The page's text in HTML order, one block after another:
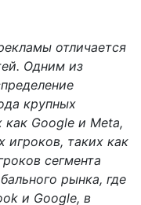
отличается
Одним из
крупных
Google и Meta,
игроков, таких как
сегмента
рынка, где
и Google, в